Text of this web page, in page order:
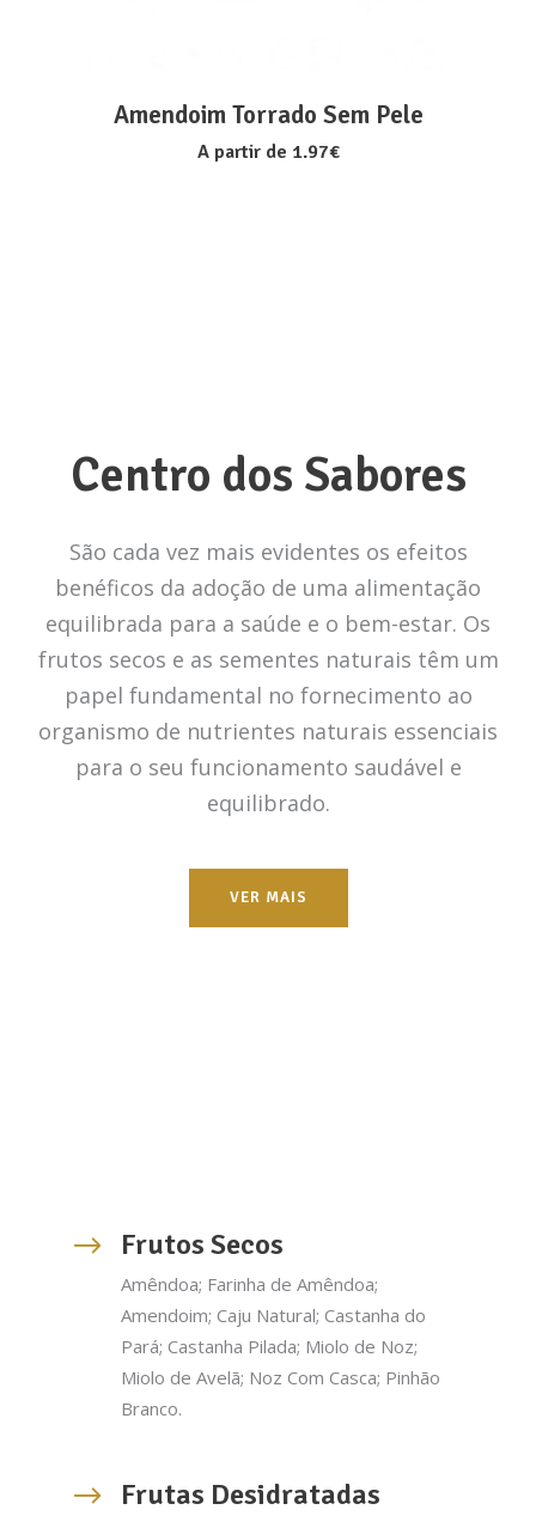
Amendoim Torrado Sem Pele
A partir de 1.97€
Centro dos Sabores
São cada vez mais evidentes os efeitos
benéficos da adoção de uma alimentação
equilibrada para a saúde e o bem-estar. Os
frutos secos e as sementes naturais têm um
papel fundamental no fornecimento ao
organismo de nutrientes naturais essenciais
para o seu funcionamento saudável e
equilibrado.
VER MAIS
Frutos Secos
Amêndoa; Farinha de Amêndoa;
Amendoim; Caju Natural; Castanha do
Pará; Castanha Pilada; Miolo de Noz;
Miolo de Avelã; Noz Com Casca; Pinhão
Branco.
Frutas Desidratadas